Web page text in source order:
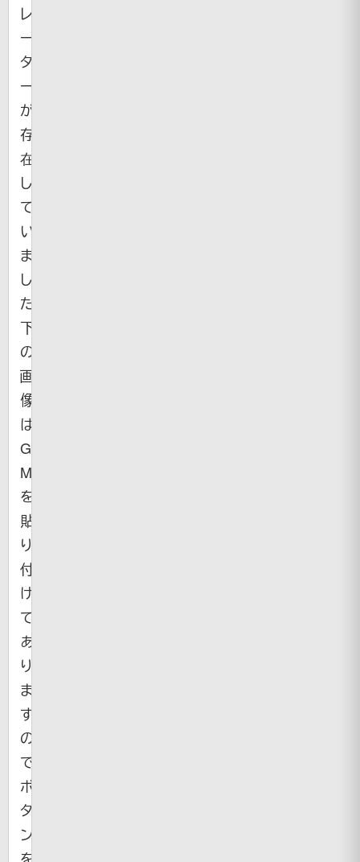
レ
ー
タ
ー
が
存
在
し
て
い
ま
し
た。
下
の
画
像
は
Google
Maps
を
貼
り
付
け
て
あ
り
ま
す
の
で
ボ
タ
ン